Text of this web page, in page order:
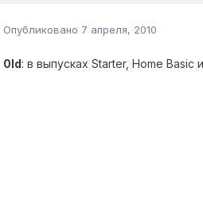
Опубликовано 7 апреля, 2010
0ld: в выпусках Starter, Home